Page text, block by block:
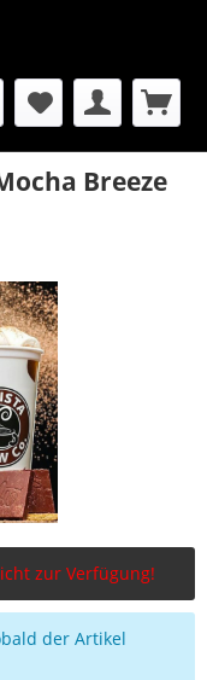
Breeze
zur Verfügung!
der Artikel